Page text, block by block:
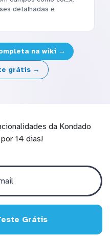
detalhadas e
na wiki →
grátis →
da Kondado
14 dias!
Grátis